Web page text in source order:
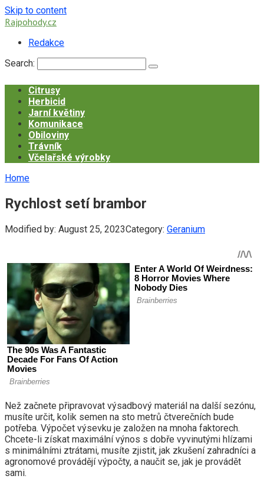
Skip to content
Rajpohody.cz
Redakce
Search:
Citrusy
Herbicid
Jarní květiny
Komunikace
Obiloviny
Trávník
Včelařské výrobky
Home
Rychlost setí brambor
Modified by: August 25, 2023Category: Geranium
Než začnete připravovat výsadbový materiál na další sezónu,
musíte určit, kolik semen na sto metrů čtverečních bude
potřeba. Výpočet výsevku je založen na mnoha faktorech.
Chcete-li získat maximální výnos s dobře vyvinutými hlízami
s minimálními ztrátami, musíte zjistit, jak zkušení zahradníci a
agronomové provádějí výpočty, a naučit se, jak je provádět
sami.